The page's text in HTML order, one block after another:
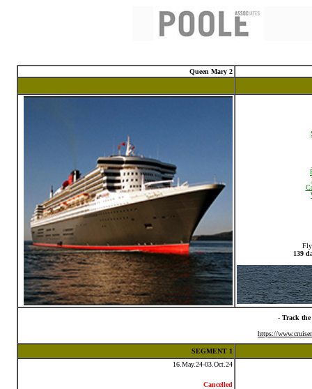
Queen Mary 2
139
- Track
https://
SEGMENT 1
16.May.24-03.Oct.24
Cancelled